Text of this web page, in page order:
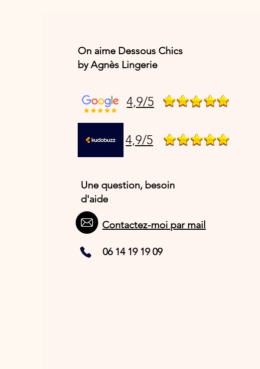
On aime Dessous Chics
by Agnès Lingerie
4,9/5
4,9/5
Une question, besoin
d'aide
Contactez-moi par mail
06 14 19 19 09